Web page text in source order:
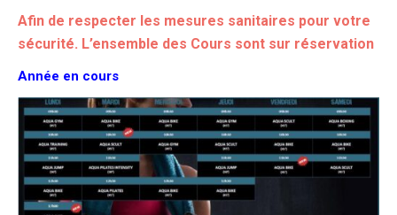
Afin de respecter les mesures sanitaires pour votre
sécurité. L’ensemble des Cours sont sur réservation
Année en cours